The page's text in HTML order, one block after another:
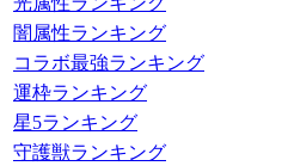
闇属性ランキング
コラボ最強ランキング
運枠ランキング
星5ランキング
守護獣ランキング